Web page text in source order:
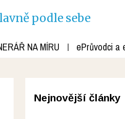
podle sebe
NA MÍRU ePrůvodci a
Nejnovější články